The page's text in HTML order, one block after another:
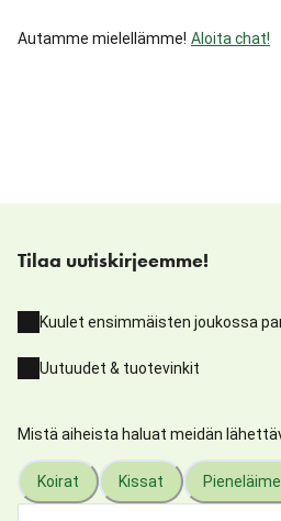
Autamme mielellämme! Aloita chat!
Tilaa uutiskirjeemme!
Kuulet ensimmäisten joukossa
Uutuudet & tuotevinkit
Mistä aiheista haluat meidän
Koirat Kissat